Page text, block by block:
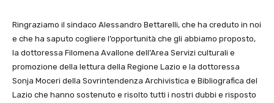
Ringraziamo il sindaco Alessandro Bettarelli, che ha creduto in noi
e che ha saputo cogliere l’opportunità che gli abbiamo proposto,
la dottoressa Filomena Avallone dell’Area Servizi culturali e
promozione della lettura della Regione Lazio e la dottoressa
Sonja Moceri della Sovrintendenza Archivistica e Bibliografica del
Lazio che hanno sostenuto e risolto tutti i nostri dubbi e risposto